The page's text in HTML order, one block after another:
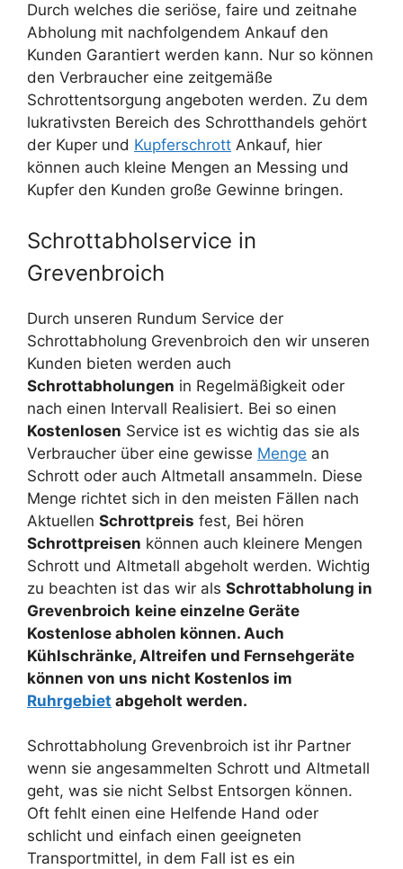
Durch welches die seriöse, faire und zeitnahe
Abholung mit nachfolgendem Ankauf den
Kunden Garantiert werden kann. Nur so können
den Verbraucher eine zeitgemäße
Schrottentsorgung angeboten werden. Zu dem
lukrativsten Bereich des Schrotthandels gehört
der Kuper und Kupferschrott Ankauf, hier
können auch kleine Mengen an Messing und
Kupfer den Kunden große Gewinne bringen.
Schrottabholservice in
Grevenbroich
Durch unseren Rundum Service der
Schrottabholung Grevenbroich den wir unseren
Kunden bieten werden auch
Schrottabholungen in Regelmäßigkeit oder
nach einen Intervall Realisiert. Bei so einen
Kostenlosen Service ist es wichtig das sie als
Verbraucher über eine gewisse Menge an
Schrott oder auch Altmetall ansammeln. Diese
Menge richtet sich in den meisten Fällen nach
Aktuellen Schrottpreis fest, Bei hören
Schrottpreisen können auch kleinere Mengen
Schrott und Altmetall abgeholt werden. Wichtig
zu beachten ist das wir als Schrottabholung in
Grevenbroich keine einzelne Geräte
Kostenlose abholen können. Auch
Kühlschränke, Altreifen und Fernsehgeräte
können von uns nicht Kostenlos im
Ruhrgebiet abgeholt werden.
Schrottabholung Grevenbroich ist ihr Partner
wenn sie angesammelten Schrott und Altmetall
geht, was sie nicht Selbst Entsorgen können.
Oft fehlt einen eine Helfende Hand oder
schlicht und einfach einen geeigneten
Transportmittel, in dem Fall ist es ein